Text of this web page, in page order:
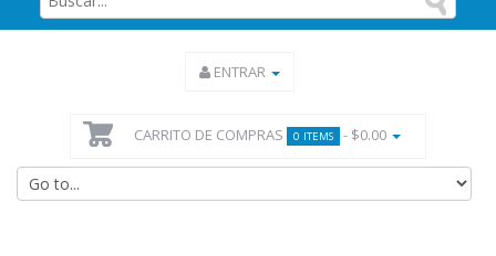
ENTRAR
CARRITO DE COMPRAS 0 ITEMS - $0.00